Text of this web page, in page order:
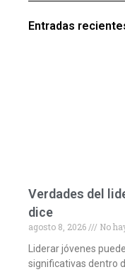
Entradas
Verdades del
dice
agosto 8, 2026
No
Liderar jóvenes
significativas dentro